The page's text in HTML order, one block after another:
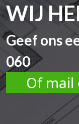
WIJ
Geef ons
060
Of mail